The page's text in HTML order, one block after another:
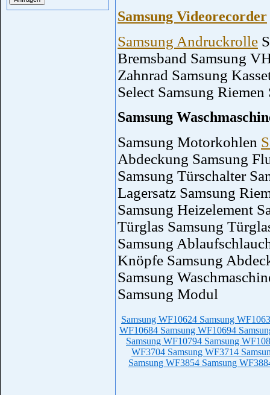
Samsung Videorecorder
Samsung Andruckrolle
Bremsband Samsung
Zahnrad Samsung
Select Samsung
Samsung
Samsung Motorkohlen
Abdeckung Samsung
Samsung Türschalter
Lagersatz Samsung
Samsung Heizelement
Türglas Samsung
Samsung
Knöpfe Samsung
Samsung
Samsung Modul
Samsung WF10624 Samsung
WF10684 Samsung WF10694
Samsung WF10794 Samsung
WF3704 Samsung WF3714
Samsung WF3854 Samsung